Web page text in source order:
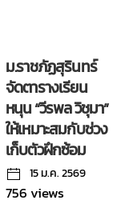
ม.ราชภัฏสุรินทร์
จัดตารางเรียน
หนุน “วีรพล วิชุมา”
ให้เหมาะสมกับช่วง
เก็บตัวฝึกซ้อม
15 ม.ค. 2569
756 views